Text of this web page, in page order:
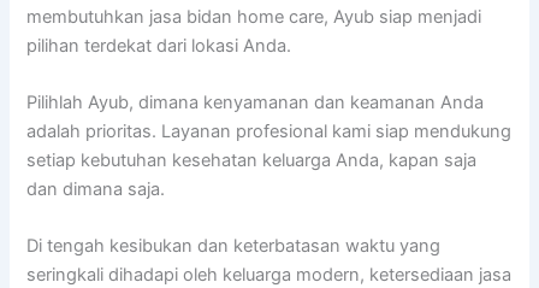
membutuhkan jasa bidan home care, Ayub siap menjadi
pilihan terdekat dari lokasi Anda.
Pilihlah Ayub, dimana kenyamanan dan keamanan Anda
adalah prioritas. Layanan profesional kami siap mendukung
setiap kebutuhan kesehatan keluarga Anda, kapan saja
dan dimana saja.
Di tengah kesibukan dan keterbatasan waktu yang
seringkali dihadapi oleh keluarga modern, ketersediaan jasa